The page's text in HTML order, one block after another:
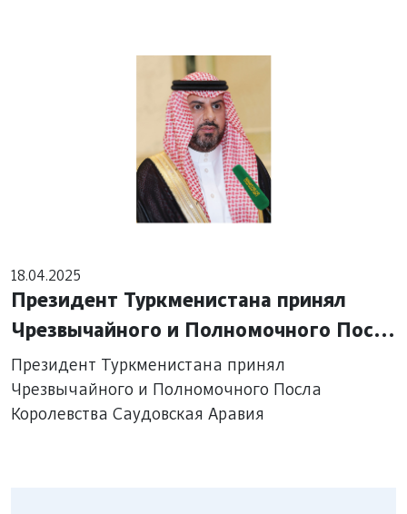
18.04.2025
Президент Туркменистана принял
Чрезвычайного и Полномочного Посла
Королевства Саудовская Аравия
Президент Туркменистана принял
Чрезвычайного и Полномочного Посла
Королевства Саудовская Аравия